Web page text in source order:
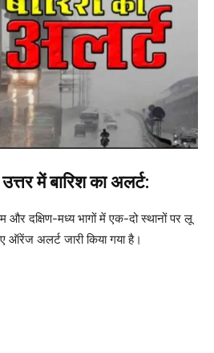
में बारिश का अलर्ट:
और दक्षिण-मध्य भागों में एक-दो स्थानों पर लू
अलर्ट जारी किया गया है।